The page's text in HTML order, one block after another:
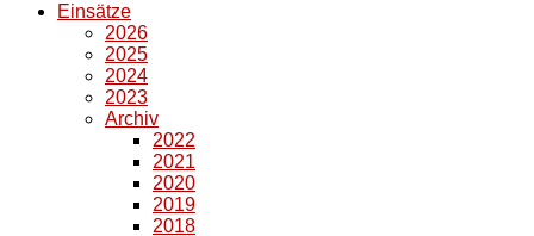
Einsätze
2026
2025
2024
2023
Archiv
2022
2021
2020
2019
2018